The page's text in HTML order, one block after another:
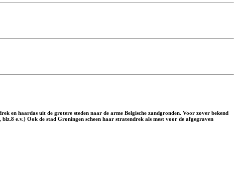
en haardas uit de grotere steden naar de arme Belgische zandgronden. Voor zover bekend
e.v.) Ook de stad Groningen scheen haar stratendrek als mest voor de afgegraven